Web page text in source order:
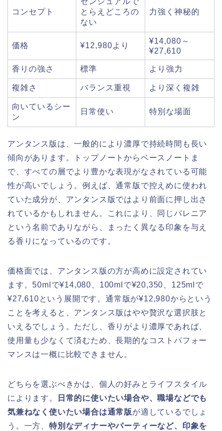
コンセプト
とらえどころの
ない
力強く神秘的
価格 ¥12,980より
¥14,080～
¥27,610
香りの強さ 標準 より強力
複雑さ バランス重視 より深く複雑
向いているシー
ン
日常使い 特別な場面
アンタンス版は、一般的により濃厚で持続時間も長い
傾向があります。トップノートからベースノートま
で、すべての層でより豊かな表現がなされている可能
性が高いでしょう。例えば、通常版で控えめに使われ
ていた成分が、アンタンス版ではより前面に押し出さ
れているかもしれません。これにより、同じバレニア
という名前でありながら、まったく異なる印象を与え
る香りになっているのです。
価格面では、アンタンス版の方が高めに設定されてい
ます。50mlで¥14,080、100mlで¥20,350、125mlで
¥27,610という展開です。通常版が¥12,980からという
ことを考えると、アンタンス版はやや贅沢な選択肢と
いえるでしょう。ただし、香りがより濃厚であれば、
使用量も少なくて済むため、長期的なコストパフォー
マンスは一概に比較できません。
どちらを選ぶべきかは、個人の好みとライフスタイル
によります。
日常的に使いたい場合や、職場などでも
気兼ねなく使いたい場合は通常版が適しているでしょ
う。一方、 特別なディナーやパーティーなど、印象を